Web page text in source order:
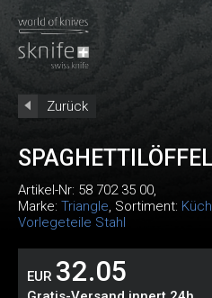
Zurück
SPAGHETTILÖFFEL
Artikel-Nr: 58 702 35 00,
Marke: Triangle, Sortiment:
Vorlegeteile Stahl
EUR 32.05